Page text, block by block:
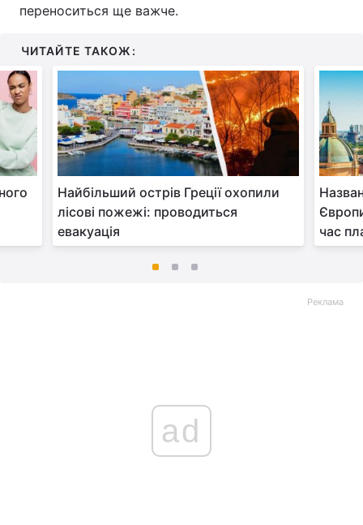
переноситься ще важче.
ЧИТАЙТЕ ТАКОЖ:
Найбільший острів Греції охопили
лісові пожежі: проводиться
евакуація
час
Реклама
ad